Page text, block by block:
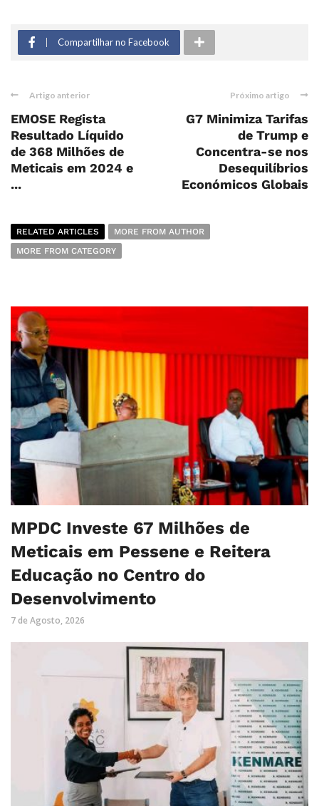
Compartilhar no Facebook
Artigo anterior
EMOSE Regista
Resultado Líquido
de 368 Milhões de
Meticais em 2024 e
...
Próximo artigo
G7 Minimiza Tarifas
de Trump e
Concentra-se nos
Desequilíbrios
Económicos Globais
RELATED ARTICLES
MORE FROM AUTHOR
MORE FROM CATEGORY
MPDC Investe 67 Milhões de
Meticais em Pessene e Reitera
Educação no Centro do
Desenvolvimento
7 de Agosto, 2026